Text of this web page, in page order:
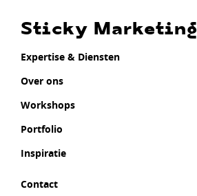
Sticky Marketing
Expertise & Diensten
Over ons
Workshops
Portfolio
Inspiratie
Contact